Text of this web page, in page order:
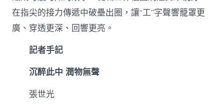
在指尖的接力傳遞中破壘出圈，讓“工”字聲響籠罩更
廣、穿透更深、回響更亮。
記者手記
沉醉此中 潤物無聲
張世光